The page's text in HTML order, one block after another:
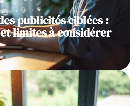
publicités ciblées :
limites à considérer